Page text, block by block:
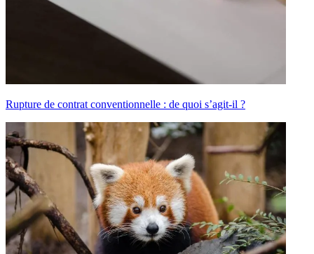
Rupture de contrat conventionnelle : de quoi s’agit-il ?